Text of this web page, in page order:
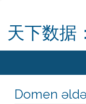
天下数
Domen